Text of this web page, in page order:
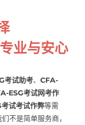
业与安心
考试助考、 CFA-
ESG考试网考作
试考试作弊等需
不是简单服务商，